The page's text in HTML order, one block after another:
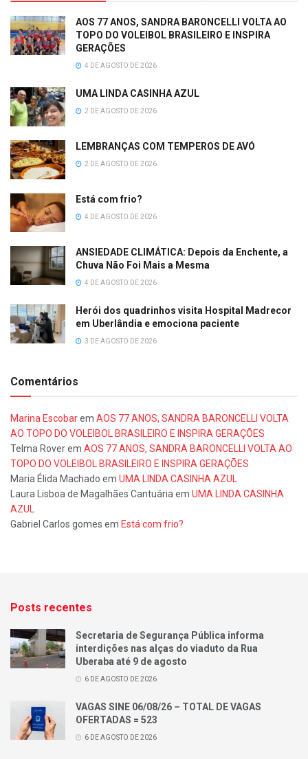
AOS 77 ANOS, SANDRA BARONCELLI VOLTA AO
TOPO DO VOLEIBOL BRASILEIRO E INSPIRA
GERAÇÕES
4 DE AGOSTO DE 2026
UMA LINDA CASINHA AZUL
2 DE AGOSTO DE 2026
LEMBRANÇAS COM TEMPEROS DE AVÓ
2 DE AGOSTO DE 2026
Está com frio?
4 DE AGOSTO DE 2026
ANSIEDADE CLIMÁTICA: Depois da Enchente, a
Chuva Não Foi Mais a Mesma
4 DE AGOSTO DE 2026
Herói dos quadrinhos visita Hospital Madrecor
em Uberlândia e emociona paciente
3 DE AGOSTO DE 2026
Comentários
Marina Escobarem AOS 77 ANOS, SANDRA BARONCELLI VOLTA
AO TOPO DO VOLEIBOL BRASILEIRO E INSPIRA GERAÇÕES
Telma Roverem AOS 77 ANOS, SANDRA BARONCELLI VOLTA AO
TOPO DO VOLEIBOL BRASILEIRO E INSPIRA GERAÇÕES
Maria Élida Machado em UMA LINDA CASINHA AZUL
Laura Lisboa de Magalhães Cantuáriaem UMA LINDA CASINHA
AZUL
Gabriel Carlos gomes em Está com frio?
Posts recentes
Secretaria de Segurança Pública informa
interdições nas alças do viaduto da Rua
Uberaba até 9 de agosto
6 DE AGOSTO DE 2026
VAGAS SINE 06/08/26 – TOTAL DE VAGAS
OFERTADAS = 523
6 DE AGOSTO DE 2026